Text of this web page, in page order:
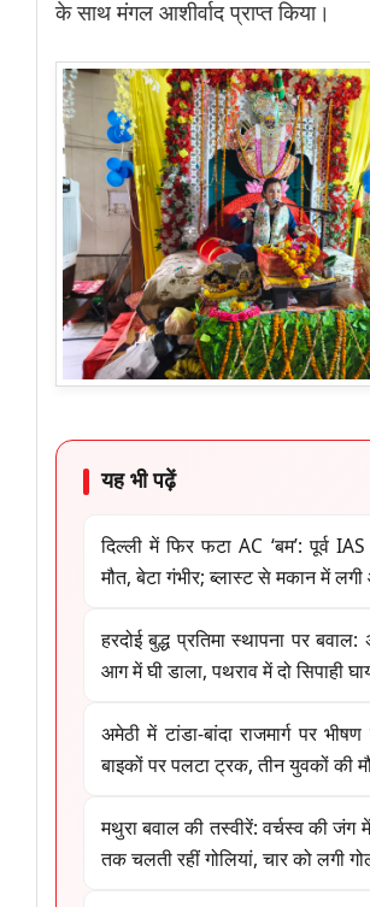
के साथ मंगल आशीर्वाद प्राप्त किया।
यह भी पढ़ें
दिल्ली में फिर फटा AC ‘बम’: पूर्व
मौत, बेटा गंभीर; ब्लास्ट से मकान में
हरदोई बुद्ध प्रतिमा स्थापना पर
आग में घी डाला, पथराव में दो सिपाही
अमेठी में टांडा-बांदा राजमार्ग पर भीषण
बाइकों पर पलटा ट्रक, तीन युवकों की
मथुरा बवाल की तस्वीरें: वर्चस्व की जंग
तक चलती रहीं गोलियां, चार को लगी